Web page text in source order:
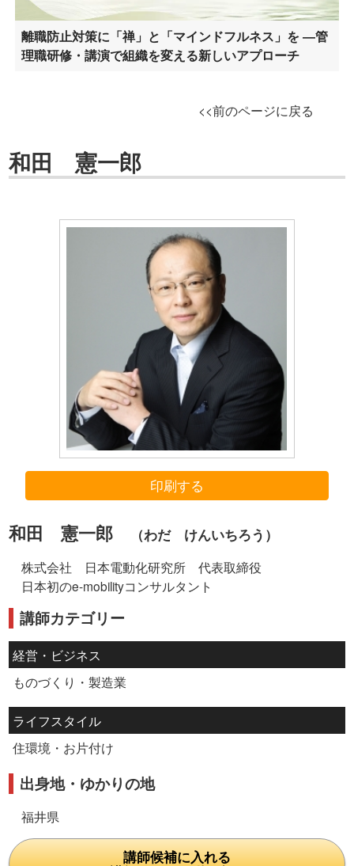
離職防止対策に「禅」と「マインドフルネス」を ―管
理職研修・講演で組織を変える新しいアプローチ
<<前のページに戻る
和田 憲一郎
印刷する
和田 憲一郎 （わだ けんいちろう）
株式会社 日本電動化研究所 代表取締役
日本初のe-mobilityコンサルタント
講師カテゴリー
経営・ビジネス
ものづくり・製造業
ライフスタイル
住環境・お片付け
出身地・ゆかりの地
福井県
講師候補に入れる